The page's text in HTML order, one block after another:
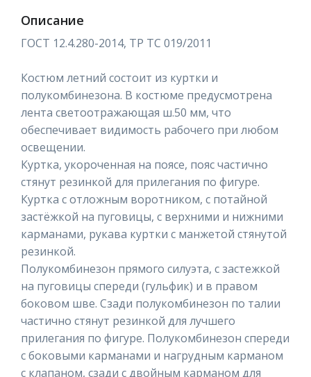
Описание
ГОСТ 12.4.280-2014, ТР ТС 019/2011
Костюм летний состоит из куртки и
полукомбинезона. В костюме предусмотрена
лента светоотражающая ш.50 мм, что
обеспечивает видимость рабочего при любом
освещении.
Куртка, укороченная на поясе, пояс частично
стянут резинкой для прилегания по фигуре.
Куртка с отложным воротником, с потайной
застёжкой на пуговицы, с верхними и нижними
карманами, рукава куртки с манжетой стянутой
резинкой.
Полукомбинезон прямого силуэта, с застежкой
на пуговицы спереди (гульфик) и в правом
боковом шве. Сзади полукомбинезон по талии
частично стянут резинкой для лучшего
прилегания по фигуре. Полукомбинезон спереди
с боковыми карманами и нагрудным карманом
с клапаном, сзади с двойным карманом для